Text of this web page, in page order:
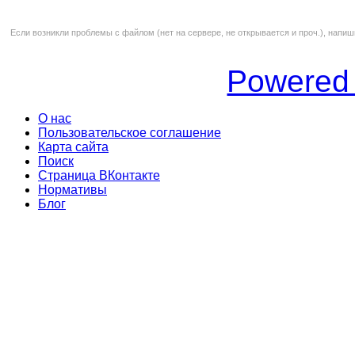
Если возникли проблемы с файлом (нет на сервере, не открывается и проч.),
О нас
Пользовательское соглашение
Карта сайта
Поиск
Страница ВКонтакте
Нормативы
Блог